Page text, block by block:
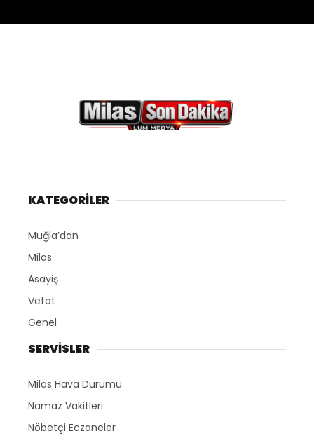
KATEGORİLER
Muğla’dan
Milas
Asayiş
Vefat
Genel
SERVİSLER
Milas Hava Durumu
Namaz Vakitleri
Nöbetçi Eczaneler